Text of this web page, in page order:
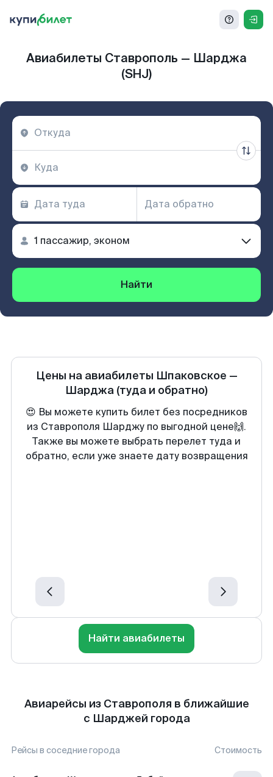
Авиабилеты Ставрополь — Шарджа
(SHJ)
Найти
Цены на авиабилеты Шпаковское —
Шарджа (туда и обратно)
😍 Вы можете купить билет без посредников
из Ставрополя Шарджу по выгодной цене🙌.
Также вы можете выбрать перелет туда и
обратно, если уже знаете дату возвращения
Найти авиабилеты
Авиарейсы из Ставрополя в ближайшие
с Шарджей города
Рейсы в соседние города Стоимость